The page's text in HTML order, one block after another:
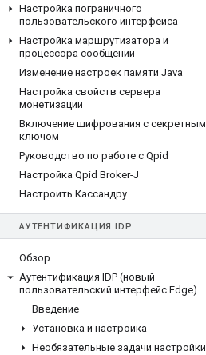
Настройка пограничного
пользовательского интерфейса
Настройка маршрутизатора и
процессора сообщений
Изменение настроек памяти Java
Настройка свойств сервера
монетизации
Включение шифрования с секретным
ключом
Руководство по работе с Qpid
Настройка Qpid Broker-J
Настроить Кассандру
АУТЕНТИФИКАЦИЯ IDP
Обзор
Аутентификация IDP (новый
пользовательский интерфейс Edge)
Введение
Установка и настройка
Необязательные задачи настройки